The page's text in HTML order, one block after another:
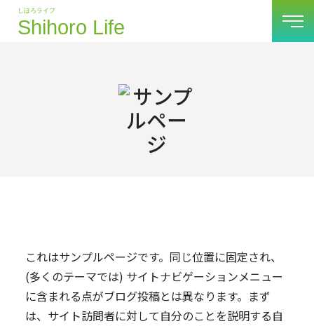
これはサンプルページです。同じ位置に固定され、
(多くのテーマでは) サイトナビゲーションメニュー
に含まれる点がブログ投稿とは異なります。まず
は、サイト訪問者に対して自分のことを説明する自